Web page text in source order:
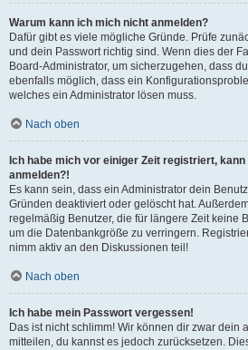
Warum kann ich mich nicht anmelden?
Dafür gibt es viele mögliche Gründe. Prüfe
und dein Passwort richtig sind. Wenn dies der
Board-Administrator, um sicherzugehen, dass
ebenfalls möglich, dass ein
welches ein Administrator lösen muss.
Nach oben
Ich habe mich vor einiger Zeit registriert,
anmelden?!
Es kann sein, dass ein Administrator dein
Gründen deaktiviert oder gelöscht hat.
regelmäßig Benutzer, die für längere Zeit keine
um die Datenbankgröße zu verringern.
nimm aktiv an den Diskussionen teil!
Nach oben
Ich habe mein Passwort vergessen!
Das ist nicht schlimm! Wir können dir zwar dein
mitteilen, du kannst es jedoch zurücksetzen.